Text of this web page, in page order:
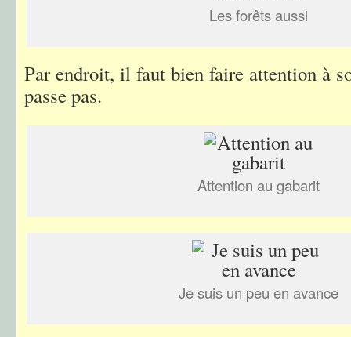
Les forêts aussi
Par endroit, il faut bien faire attention à
passe pas.
Attention au gabarit
Je suis un peu en avance